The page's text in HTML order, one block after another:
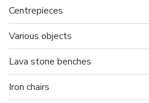
Centrepieces
Various objects
Lava stone benches
Iron chairs